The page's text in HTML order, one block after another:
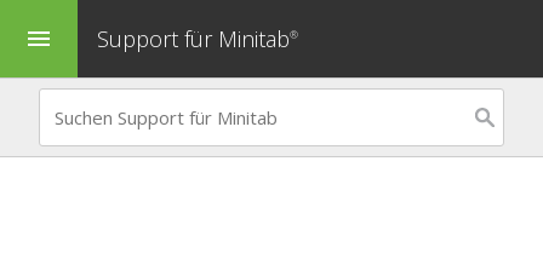
menu Support für Minitab®